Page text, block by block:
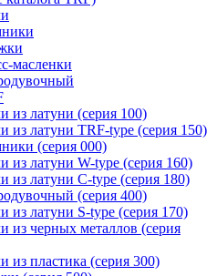
масленки
из латуни (серия 100)
из латуни TRF-type (серия 150)
(серия 000)
из латуни W-type (серия 160)
из латуни С-type (серия 180)
(серия 400)
из латуни S-type (серия 170)
из черных металлов (серия
из пластика (серия 300)